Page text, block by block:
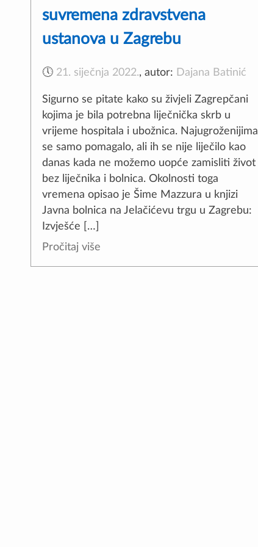
suvremena zdravstvena
ustanova u Zagrebu
🕔 21. siječnja 2022., autor: Dajana Batinić
Sigurno se pitate kako su živjeli Zagrepčani
kojima je bila potrebna liječnička skrb u
vrijeme hospitala i ubožnica. Najugroženijima
se samo pomagalo, ali ih se nije liječilo kao
danas kada ne možemo uopće zamisliti život
bez liječnika i bolnica. Okolnosti toga
vremena opisao je Šime Mazzura u knjizi
Javna bolnica na Jelačićevu trgu u Zagrebu:
Izvješće […]
Pročitaj više